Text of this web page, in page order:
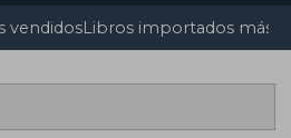
vendidosLibros importados más